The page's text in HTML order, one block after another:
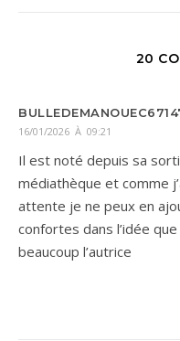
20
16/01/2026 À 09:21
Il est noté depuis sa
médiathèque et comme
attente je ne peux en
confortes dans l’idée
beaucoup l’autrice